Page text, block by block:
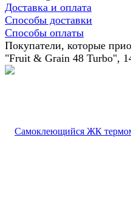
Доставка и оплата
Способы доставки
Способы оплаты
Покупатели, которые
"Fruit & Grain 48 Turbo",